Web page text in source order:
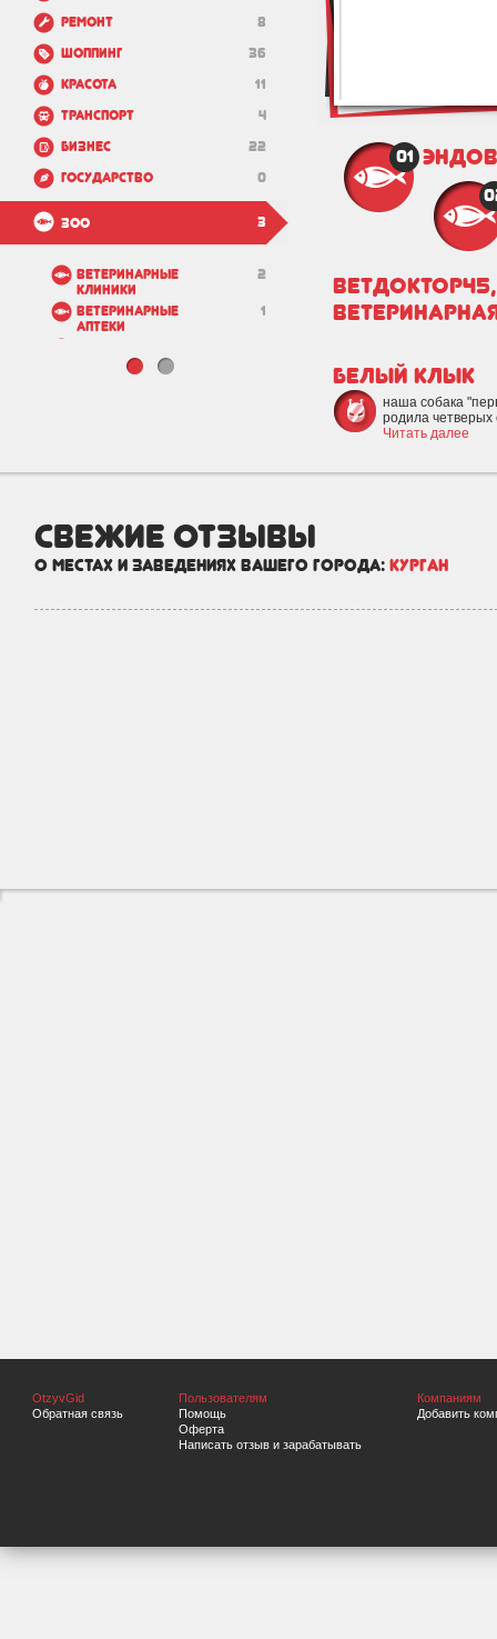
8
Ремонт
36
Шоппинг
11
Красота
4
Транспорт
22
Бизнес
0
Государство
3
Зоо
2
Ветеринарные
клиники
1
Ветеринарные
аптеки
Зоогостиницы
животных
строительство
01
Ветдоктор45,
Белый клык
наша собака
родила четверых
Читать далее
свежие отзывы
о местах и заведениях вашего города: Курган
OtzyvGid
Обратная связь
Пользователям
Помощь
Оферта
Написать отзыв и зарабатывать
Компаниям
Добавить